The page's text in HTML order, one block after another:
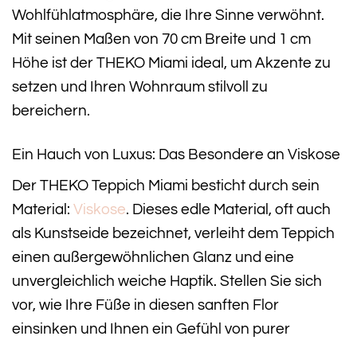
Wohlfühlatmosphäre, die Ihre Sinne verwöhnt.
Mit seinen Maßen von 70 cm Breite und 1 cm
Höhe ist der THEKO Miami ideal, um Akzente zu
setzen und Ihren Wohnraum stilvoll zu
bereichern.
Ein Hauch von Luxus: Das Besondere an Viskose
Der THEKO Teppich Miami besticht durch sein
Material: Viskose. Dieses edle Material, oft auch
als Kunstseide bezeichnet, verleiht dem Teppich
einen außergewöhnlichen Glanz und eine
unvergleichlich weiche Haptik. Stellen Sie sich
vor, wie Ihre Füße in diesen sanften Flor
einsinken und Ihnen ein Gefühl von purer